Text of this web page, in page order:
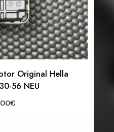
Original Hella
56 NEU
€